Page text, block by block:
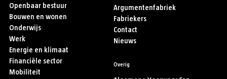
Openbaar bestuur
Bouwen en wonen
Onderwijs
Werk
Energie en klimaat
Financiële sector
Mobiliteit
Argumentenfabriek
Fabriekers
Contact
Nieuws
Overig